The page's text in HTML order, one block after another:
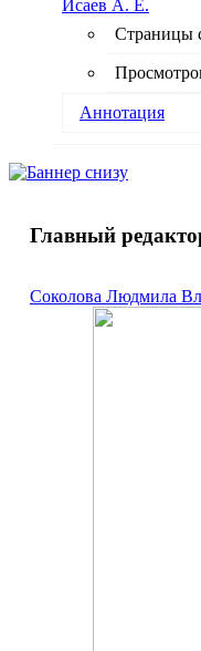
Исаев А. Е.
Страницы
Аннотация
В настоящее
покрытий на
методов
лабораторное
Главный
Соколова Людмила